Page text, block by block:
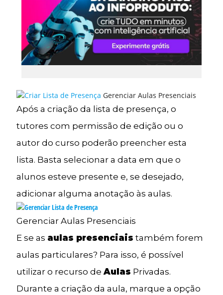
Gerenciar Aulas Presenciais
Após a criação da lista de presença, o
tutores com permissão de edição ou o
autor do curso poderão preencher esta
lista. Basta selecionar a data em que o
alunos esteve presente e, se desejado,
adicionar alguma anotação às aulas.
Gerenciar Aulas Presenciais
E se as aulas presenciais também forem
aulas particulares? Para isso, é possível
utilizar o recurso deAulas Privadas.
Durante a criação da aula, marque a opção